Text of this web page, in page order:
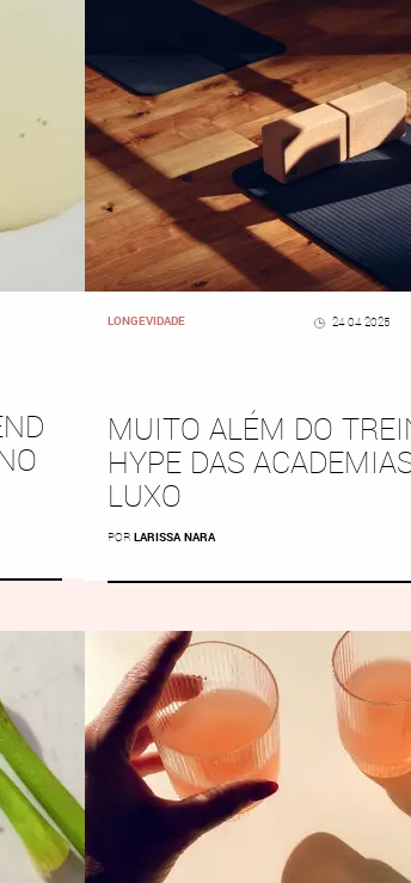
LONGEVIDADE 24 04 2025
MUITO ALÉM DO
HYPE DAS
LUXO
POR LARISSA NARA